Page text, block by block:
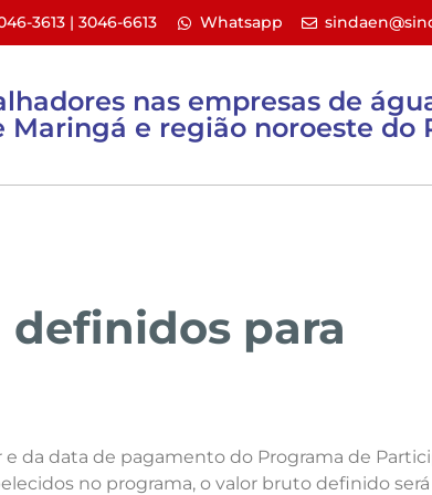
3613 | 3046-6613​ Whatsapp
nas empresas de
Maringá e região noroeste do
definidos para
da data de pagamento do Programa de
no programa, o valor bruto definido será